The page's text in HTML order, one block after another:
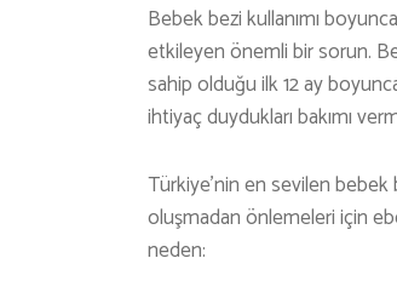
Bebek bezi kullanımı
etkileyen önemli bir sorun.
sahip olduğu ilk 12 ay
ihtiyaç duydukları bakımı
Türkiye’nin en sevilen
oluşmadan önlemeleri için
neden: